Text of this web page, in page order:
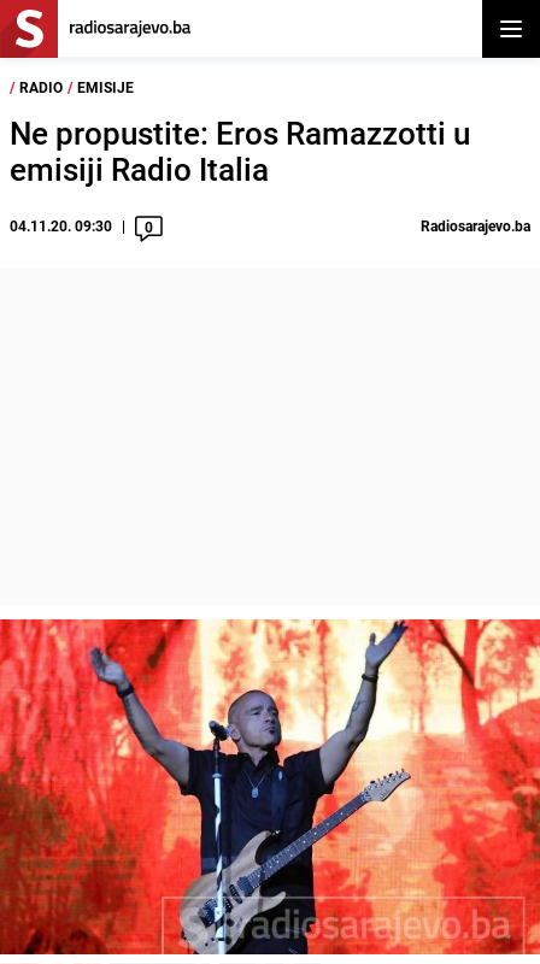
/ RADIO / EMISIJE
Ne propustite: Eros Ramazzotti u
emisiji Radio Italia
04.11.20. 09:30 0 Radiosarajevo.ba